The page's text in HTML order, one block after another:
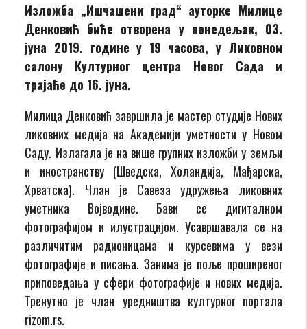
Изложба „Ишчашени град“ ауторке Милице
Денковић биће отворена у понедељак, 03.
јуна 2019. године у 19 часова, у Ликовном
салону Културног центра Новог Сада и
трајаће до 16. јуна.
Милица Денковић завршила је мастер студије Нових
ликовних медија на Академији уметности у Новом
Саду. Излагала је на више групних изложби у земљи
и иностранству (Шведска, Холандија, Мађарска,
Хрватска). Члан је Савеза удружења ликовних
уметника Војводине. Бави се дигиталном
фотографијом и илустрацијом. Усавршавала се на
различитим радионицама и курсевима у вези
фотографије и писања. Занима је поље проширеног
приповедања у сфери фотографије и нових медија.
Тренутно је члан уредништва културног портала
rizom.rs.